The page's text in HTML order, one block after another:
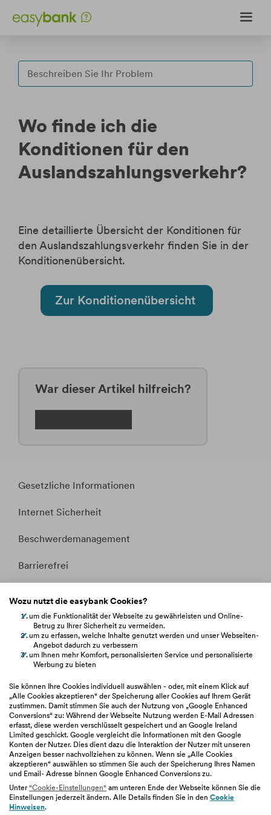
Weiter
Weiter
Fragen & Antworten
Upload-Center
Internet Sicherheit
Wertpapierportal Login
eBanking Login
Wo finde ich die
Konditionen für den
Auslandszahlungsverkehr?
Eine detaillierte Übersicht der Konditionen für
den Auslandszahlungsverkehr finden Sie in der
Konditionenübersicht.
Zur Konditionenübersicht
War dieser Artikel hilfreich?
Gesetzliche Informationen
Internet Sicherheit
Beschwerdemanagement
Barrierefrei
Whistleblowing
easybank.at
bawag.at
bawaggroup.com
Wozu nutzt die easybank Cookies?
um die Funktionalität der Webseite zu gewährleisten und Online-
Betrug zu Ihrer Sicherheit zu vermeiden.
um zu erfassen, welche Inhalte genutzt werden und unser Webseiten-
Angebot dadurch zu verbessern
um Ihnen mehr Komfort, personalisierten Service und personalisierte
Werbung zu bieten
Sie können Ihre Cookies individuell auswählen - oder, mit einem Klick auf
„Alle Cookies akzeptieren“ der Speicherung aller Cookies auf Ihrem Gerät
zustimmen. Damit stimmen Sie auch der Nutzung von „Google Enhanced
Conversions“ zu: Während der Webseite Nutzung werden E-Mail Adressen
erfasst, diese werden verschlüsselt gespeichert und an Google Ireland
Limited geschickt. Google vergleicht die Informationen mit den Google
Konten der Nutzer. Dies dient dazu die Interaktion der Nutzer mit unseren
Anzeigen besser nachvollziehen zu können. Wenn sie „Alle Cookies
akzeptieren“ auswählen so stimmen Sie auch der Speicherung Ihres Namen
und Email- Adresse binnen Google Enhanced Conversions zu.
Unter"Cookie-Einstellungen" am unteren Ende der Webseite können Sie die
Einstellungen jederzeit ändern. Alle Details finden Sie in den Cookie
Hinweisen.